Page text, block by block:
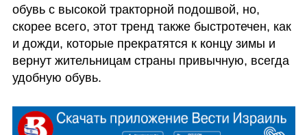
обувь с высокой тракторной подошвой, но,
скорее всего, этот тренд также быстротечен, как
и дожди, которые прекратятся к концу зимы и
вернут жительницам страны привычную, всегда
удобную обувь.